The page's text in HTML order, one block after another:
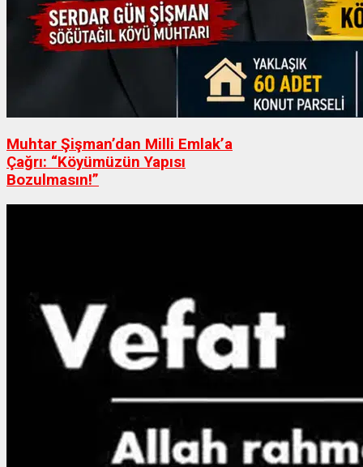
Muhtar Şişman’dan Milli Emlak’a
Çağrı: “Köyümüzün Yapısı
Bozulmasın!”